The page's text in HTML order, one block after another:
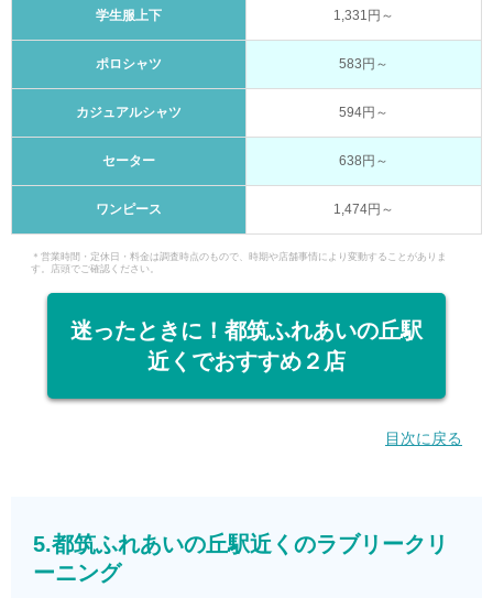
学生服上下 1,331円～
ポロシャツ 583円～
カジュアルシャツ 594円～
セーター 638円～
ワンピース 1,474円～
＊営業時間・定休日・料金は調査時点のもので、時期や店舗事情により変動することがありま
す。店頭でご確認ください。
迷ったときに！都筑ふれあいの丘駅
近くでおすすめ２店
目次に戻る
5.都筑ふれあいの丘駅近くのラブリークリ
ーニング